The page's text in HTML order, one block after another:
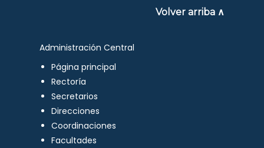
Volver arriba ∧
Administración Central
Página principal
Rectoría
Secretarios
Direcciones
Coordinaciones
Facultades